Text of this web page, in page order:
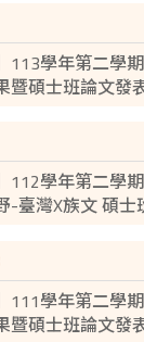
113學年第二學
暨碩士班論文發
112學年第二學
-臺灣X族文 碩
111學年第二學
暨碩士班論文發